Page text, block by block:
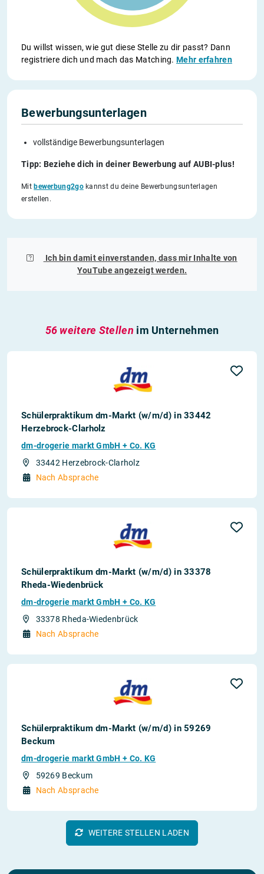
Du willst wissen, wie gut diese Stelle zu dir passt? Dann
registriere dich und mach das Matching.Mehr erfahren
Bewerbungsunterlagen
vollständige Bewerbungsunterlagen
Tipp: Beziehe dich in deiner Bewerbung auf AUBI-plus!
Mitbewerbung2gokannst du deine Bewerbungsunterlagen
erstellen.
Ich bin damit einverstanden, dass mir Inhalte von
YouTubeangezeigt werden.
56 weitere Stellen im Unternehmen
Schülerpraktikum dm-Markt (w/m/d) in 33442
Herzebrock-Clarholz
dm-drogerie markt GmbH + Co. KG
33442 Herzebrock-Clarholz
Nach Absprache
Schülerpraktikum dm-Markt (w/m/d) in 33378
Rheda-Wiedenbrück
dm-drogerie markt GmbH + Co. KG
33378 Rheda-Wiedenbrück
Nach Absprache
Schülerpraktikum dm-Markt (w/m/d) in 59269
Beckum
dm-drogerie markt GmbH + Co. KG
59269 Beckum
Nach Absprache
WEITERE STELLEN LADEN